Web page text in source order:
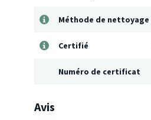
Méthode de nettoyage
Certifié
Numéro de certificat
Avis